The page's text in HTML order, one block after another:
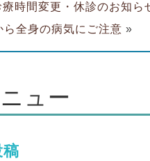
療時間変更・休診のお知ら
ら全身の病気にご注意 »
ュー